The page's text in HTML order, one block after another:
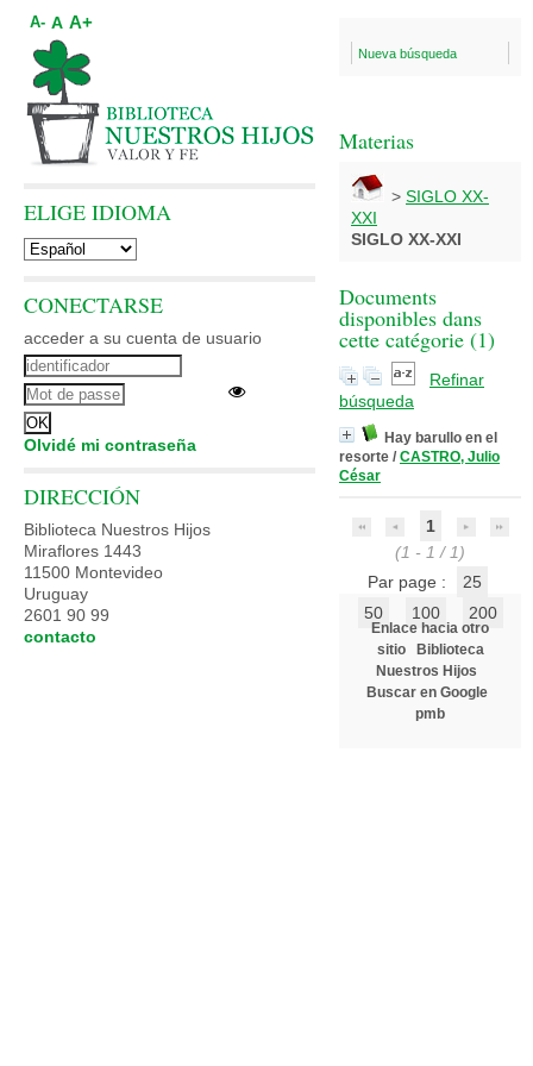
Nueva búsqueda
Materias
> SIGLO XX-
XXI
SIGLO XX-XXI
Documents
disponibles dans
cette catégorie (1)
Refinar
búsqueda
Hay barullo en el
resorte / CASTRO, Julio
César
1
(1 - 1 / 1)
Par page :
25
50
100 200
Enlace hacia otro
sitio
Biblioteca
Nuestros Hijos
Buscar en Google
pmb
A- A A+
ELIGE IDIOMA
CONECTARSE
acceder a su cuenta de usuario
Olvidé mi contraseña
DIRECCIÓN
Biblioteca Nuestros Hijos
Miraflores 1443
11500 Montevideo
Uruguay
2601 90 99
contacto